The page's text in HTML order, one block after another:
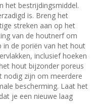
het bestrijdingsmiddel.
is. Breng het
streken aan op het
van de houtnerf om
in de poriën van het hout
inclusief hoeken
hout bijzonder poreus
nodig zijn om meerdere
bescherming. Laat het
je een nieuwe laag